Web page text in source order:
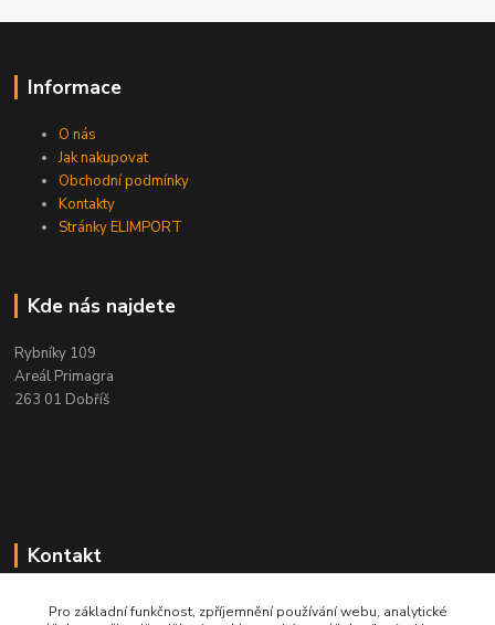
Informace
O nás
Jak nakupovat
Obchodní podmínky
Kontakty
Stránky ELIMPORT
Kde nás najdete
Rybníky 109
Areál Primagra
263 01 Dobříš
Kontakt
+420 284 811 501
Pro základní funkčnost, zpříjemnění používání webu, analytické